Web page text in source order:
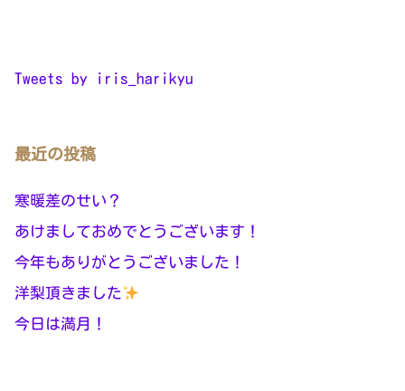
Tweets by iris_harikyu
最近の投稿
寒暖差のせい？
あけましておめでとうございます！
今年もありがとうございました！
洋梨頂きました
今日は満月！